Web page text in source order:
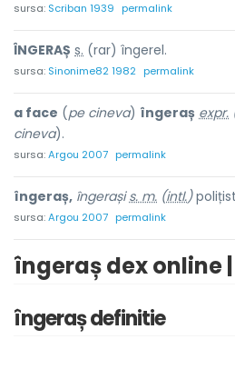
sursa: Scriban 1939 permalink
ÎNGERAȘ s. (rar) îngerel.
sursa: Sinonime82 1982 permalink
a face (pe cineva) îngeraș expr.
cineva).
sursa:Argou 2007 permalink
îngeraș, îngerașis. m. (intl.)
sursa:Argou 2007 permalink
îngeraș dex online
îngeraș definitie